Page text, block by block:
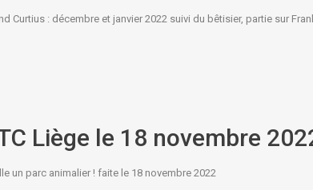
Curtius : décembre et janvier 2022 suivi du bêtisier, partie sur
Liège le 18 novembre
un parc animalier ! faite le 18 novembre 2022